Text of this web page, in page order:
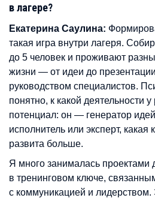
в лагере?
Екатерина Саулина:
такая игра внутри лагеря.
до 5 человек и проживают
жизни — от идеи до
руководством специалистов.
понятно, к какой деятельности
потенциал: он — генератор
исполнитель или эксперт, какая
развита больше.
Я много занималась проектами
в тренинговом ключе,
с коммуникацией и лидерством.